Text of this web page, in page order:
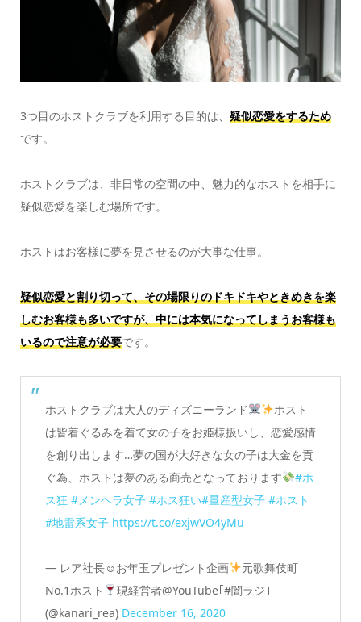
3つ目のホストクラブを利用する目的は、 疑似恋愛をするため
です。
ホストクラブは、非日常の空間の中、魅力的なホストを相手に
疑似恋愛を楽しむ場所です。
ホストはお客様に夢を見させるのが大事な仕事。
疑似恋愛と割り切って、その場限りのドキドキやときめきを楽
しむお客様も多いですが、中には本気になってしまうお客様も
いるので注意が必要です。
ホストクラブは大人のディズニーランド
ホスト
は皆着ぐるみを着て女の子をお姫様扱いし、恋愛感情
を創り出します…夢の国が大好きな女の子は大金を貢
ぐ為、ホストは夢のある商売となっております
#ホ
ス狂 #メンヘラ女子 #ホス狂い#量産型女子 #ホスト
#地雷系女子 https://t.co/exjwVO4yMu
— レア社長☺︎︎お年玉プレゼント企画
元歌舞伎町
No.1ホスト
現経営者@YouTube｢#闇ラジ｣
(@kanari_rea) December 16, 2020